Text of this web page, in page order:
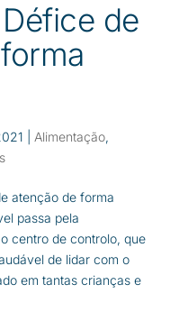
de
Alimentação,
atenção de forma
passa pela
centro de controlo, que
de lidar com o
em tantas crianças e